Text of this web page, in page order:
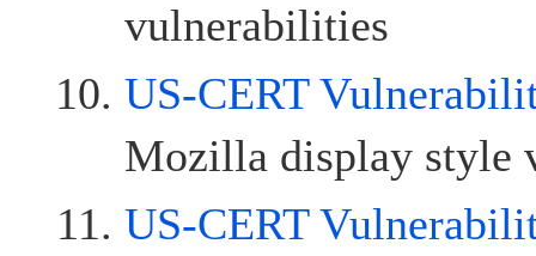
vulnerabilities
US-CERT
Mozilla display style
US-CERT